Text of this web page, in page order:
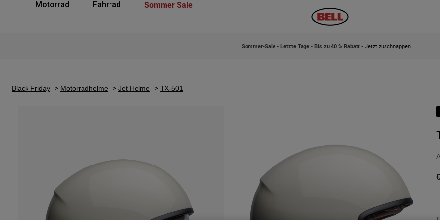
Motorrad Fahrrad Sommer Sale
Sommer-Sale - Letzte Tage - Bis zu 40 % Rabatt - Jetzt zuschnappen
Black Friday Motorradhelme Jet Helme TX-501